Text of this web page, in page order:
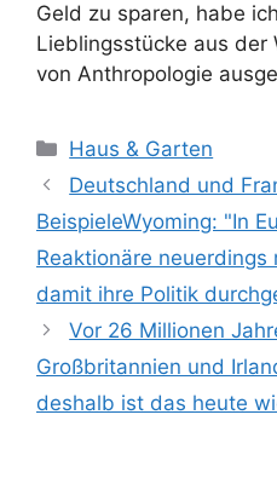
Geld zu sparen, habe
Lieblingsstücke aus der
von Anthropologie
Kategorien
Haus & Garten
Deutschland und
BeispieleWyoming: "In
Reaktionäre
damit ihre Politik
Vor 26 Millionen
Großbritannien und
deshalb ist das heute